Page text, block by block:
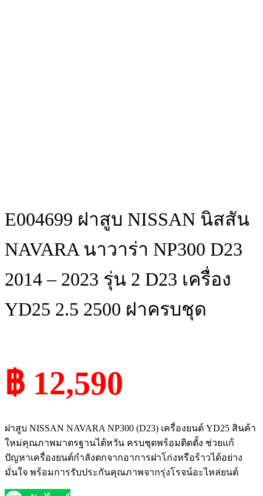
E004699 ฝาสูบ NISSAN นิสสัน
NAVARA นาวาร่า NP300 D23
2014 – 2023 รุ่น 2 D23 เครื่อง
YD25 2.5 2500 ฝาครบชุด
฿ 12,590
ฝาสูบ NISSAN NAVARA NP300 (D23) เครื่องยนต์ YD25 สินค้า
ใหม่คุณภาพมาตรฐานไต้หวัน ครบชุดพร้อมติดตั้ง ช่วยแก้
ปัญหาเครื่องยนต์กำลังตกจากอาการฝาโก่งหรือร้าวได้อย่าง
มั่นใจ พร้อมการรับประกันคุณภาพจากรุ่งโรจน์อะไหล่ยนต์